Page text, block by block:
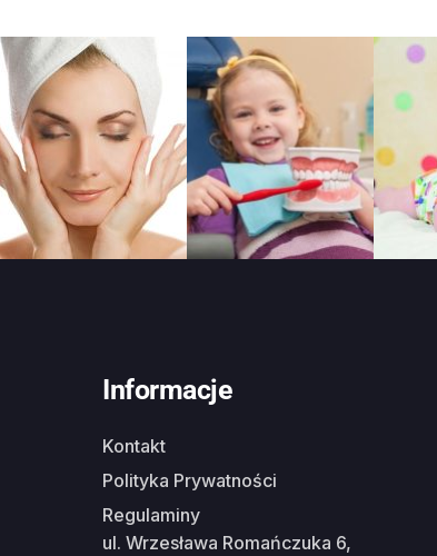
Informacje
Kontakt
Polityka Prywatności
Regulaminy
ul. Wrzesława Romańczuka 6,